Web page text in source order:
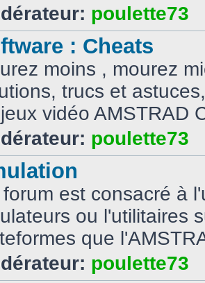
poulette73
: Cheats
moins , mourez
trucs et
vidéo AMSTRAD
poulette73
est consacré à
ou l'utilitaires
que
poulette73